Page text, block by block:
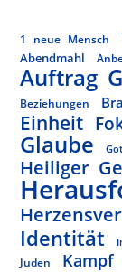
1 neue Mensch
Abendmahl
Auftrag
Beziehungen
Einheit
Glaube
Heiliger
Identität
Juden
Kampf